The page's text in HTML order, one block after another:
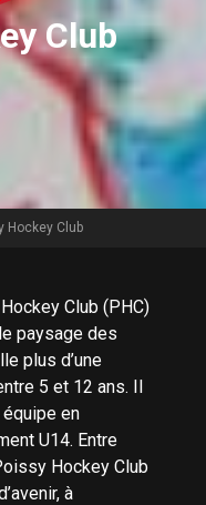
Club
Hockey Club
Club (PHC)
paysage des
plus d’une
5 et 12 ans. Il
en
U14. Entre
Hockey Club
à